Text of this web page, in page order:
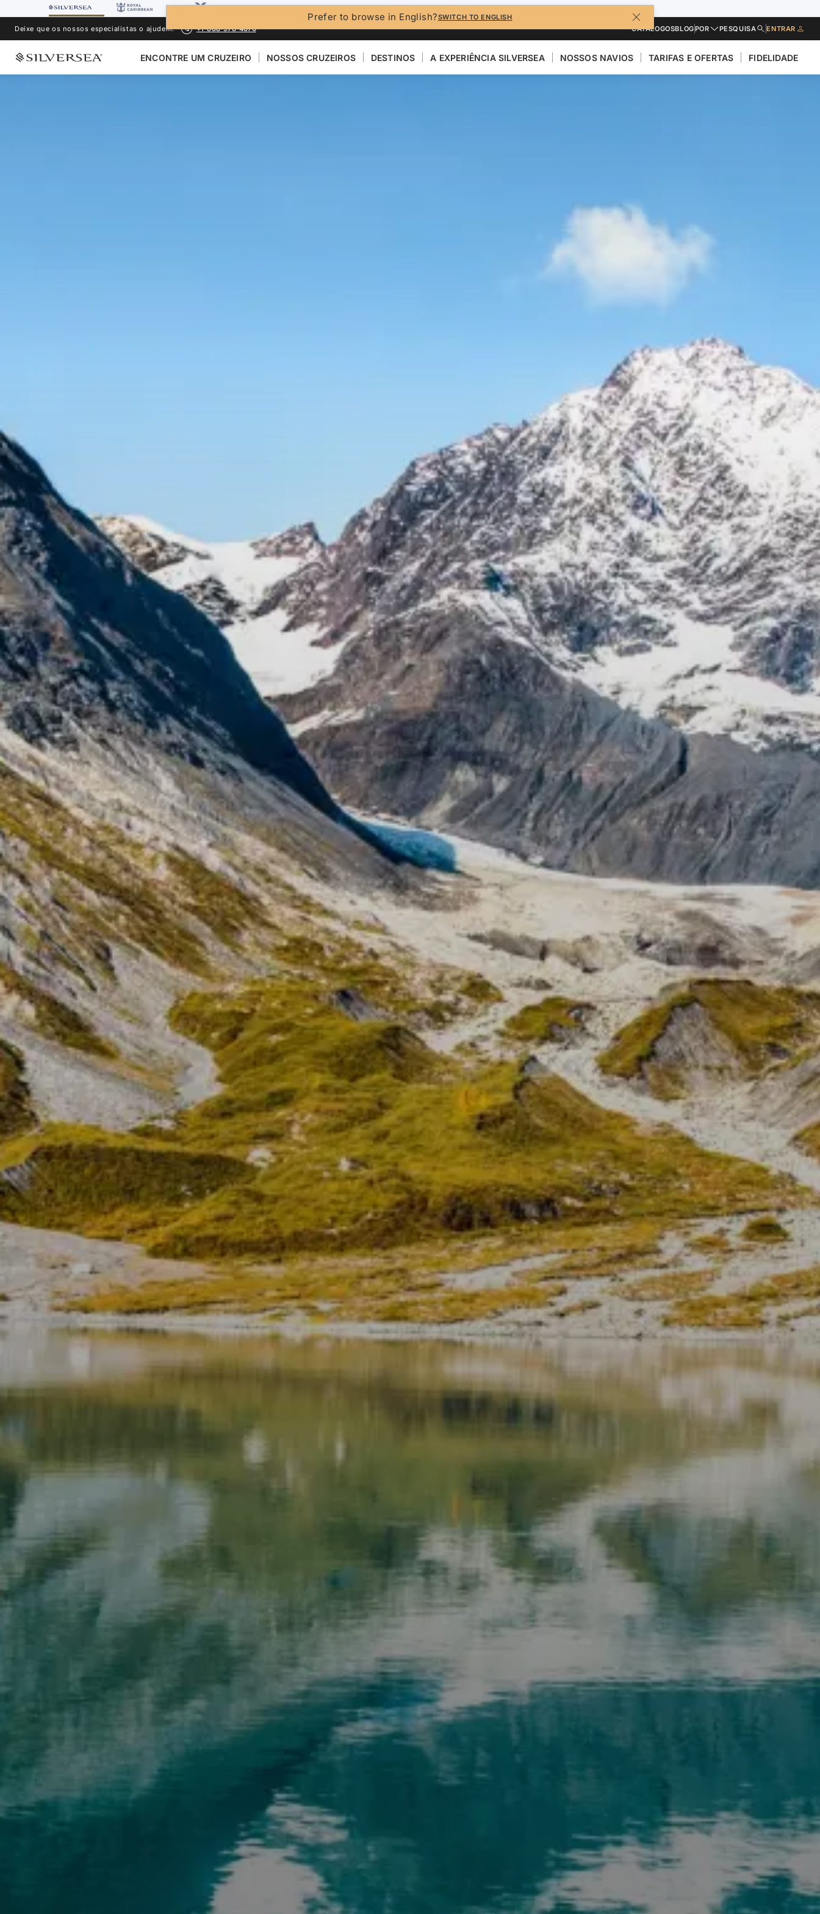
Prefer to browse in English?SWITCH TO ENGLISH
Deixe que os nossos especialistas o ajudem.
+1-888-978-4070 CATÁLOGOSBLOGPOR PESQUISA ENTRAR
ENCONTRE UM CRUZEIRO NOSSOS CRUZEIROS DESTINOS A EXPERIÊNCIA SILVERSEA NOSSOS NAVIOS TARIFAS E OFERTAS FIDELIDADE